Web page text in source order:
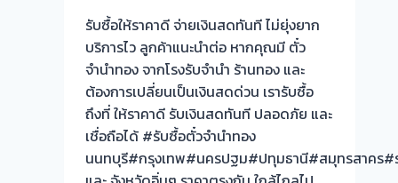
รับซื้อให้ราคาดี จ่ายเงินสดทันที ไม่ยุ่งยาก
บริการไว ลูกค้าแนะนำต่อ หากคุณมี ตั๋ว
จำนำทอง จากโรงรับจำนำ ร้านทอง และ
ต้องการเปลี่ยนเป็นเงินสดด่วน เรารับซื้อ
ถึงที่ ให้ราคาดี รับเงินสดทันที ปลอดภัย และ
เชื่อถือได้ #รับซื้อตั๋วจำนำทอง
นนทบุรี#กรุงเทพ#นครปฐม#ปทุมธานี#สมุทรสาคร#